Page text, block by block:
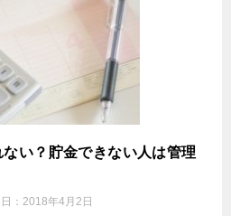
い？貯金できない人は管理
： 2018年4月2日